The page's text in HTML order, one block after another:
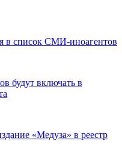
список СМИ-иноагентов
будут включать в
«Медуза» в реестр